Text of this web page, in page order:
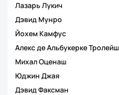
Лазарь Лукич
Дэвид Мунро
Йохем Камфус
Алекс де Альбукерке Тролейш
Михал Оценаш
Юджин Джая
Дэвид Факсман